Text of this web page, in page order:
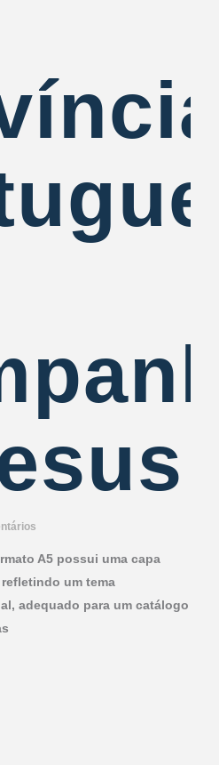
A5 possui uma capa
um tema
adequado para um catálogo